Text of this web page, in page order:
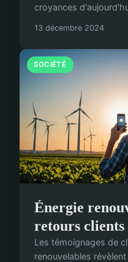
croyances
13 décembre 2024
SOCIÉTÉ
Énergie
retours
Les témoignages de
renouvelables